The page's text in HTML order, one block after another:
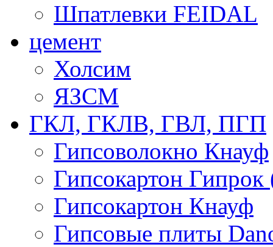
Шпатлевки FEIDAL
цемент
Холсим
ЯЗCМ
ГКЛ, ГКЛВ, ГВЛ, ПГП
Гипсоволокно Кнауф
Гипсокартон Гипрок
Гипсокартон Кнауф
Гипсовые плиты